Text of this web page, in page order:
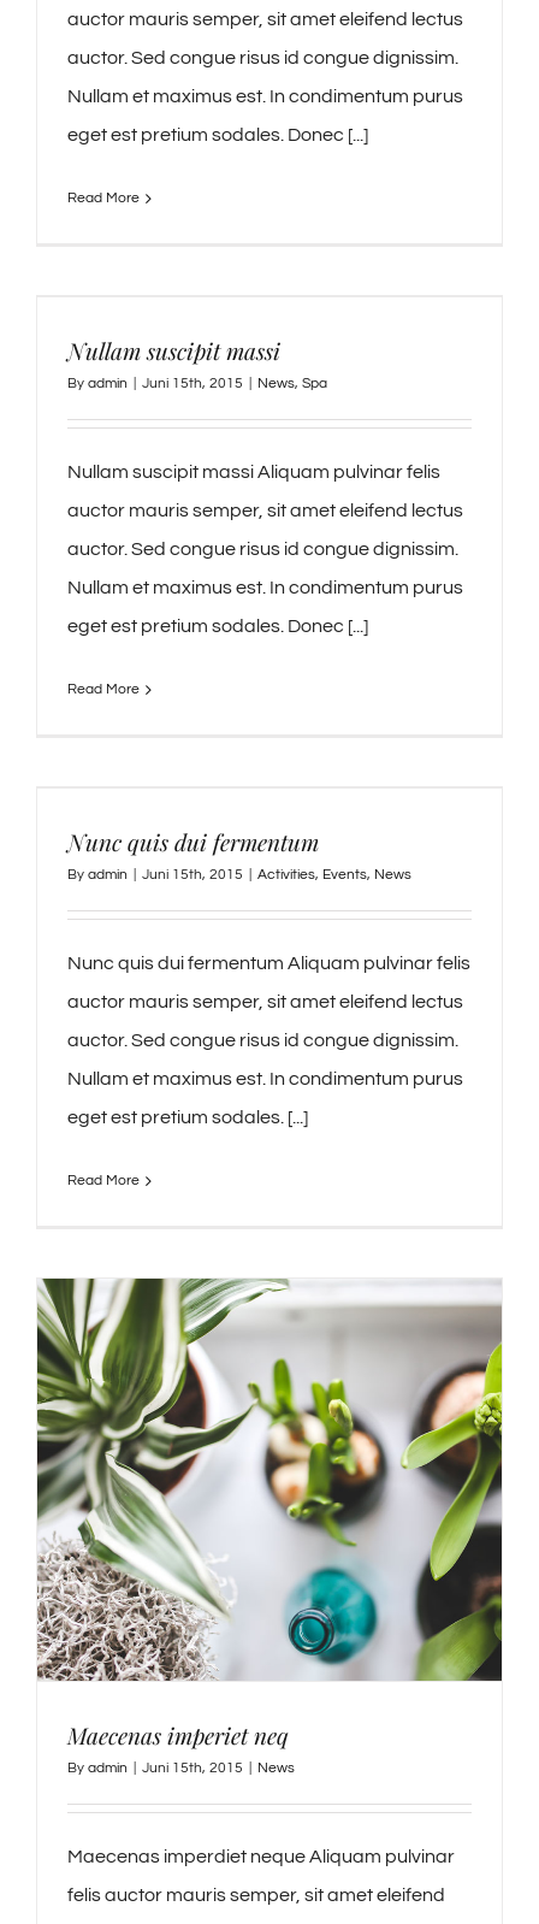
auctor mauris semper, sit amet eleifend lectus
auctor. Sed congue risus id congue dignissim.
Nullam et maximus est. In condimentum purus
eget est pretium sodales. Donec [...]
Read More
Nullam suscipit massi
By admin Juni 15th, 2015 News, Spa
Nullam suscipit massi Aliquam pulvinar felis
auctor mauris semper, sit amet eleifend lectus
auctor. Sed congue risus id congue dignissim.
Nullam et maximus est. In condimentum purus
eget est pretium sodales. Donec [...]
Read More
Nunc quis dui fermentum
By admin Juni 15th, 2015 Activities, Events, News
Nunc quis dui fermentum Aliquam pulvinar felis
auctor mauris semper, sit amet eleifend lectus
auctor. Sed congue risus id congue dignissim.
Nullam et maximus est. In condimentum purus
eget est pretium sodales. [...]
Read More
Maecenas imperiet neq
By admin Juni 15th, 2015 News
Maecenas imperdiet neque Aliquam pulvinar
felis auctor mauris semper, sit amet eleifend